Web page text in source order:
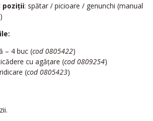
poziții: spătar / picioare / genunchi (manual
– 4 buc (cod 0805422)
cu agățare (cod 0809254)
(cod 0805423)